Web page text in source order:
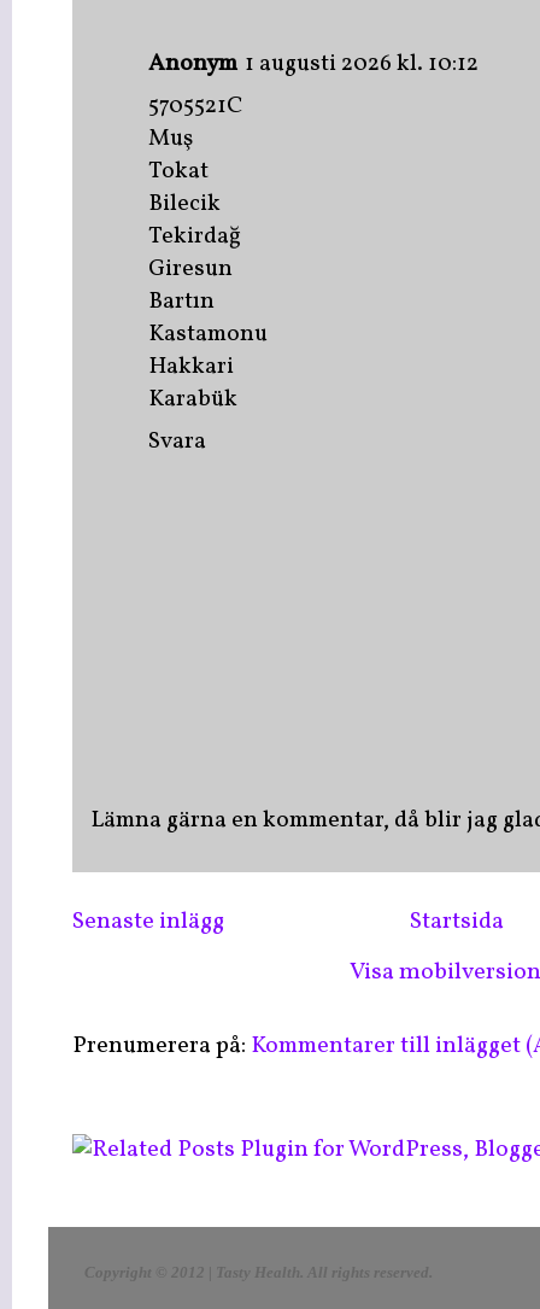
Anonym 1 augusti 2026 kl. 10:12
5705521C
Muş
Tokat
Bilecik
Tekirdağ
Giresun
Bartın
Kastamonu
Hakkari
Karabük
Svara
Lämna gärna en kommentar, då blir jag
Senaste inlägg
Startsida
Visa
Prenumerera på: Kommentarer till inlägget
Copyright © 2012 | Tasty Health . All rights reserved